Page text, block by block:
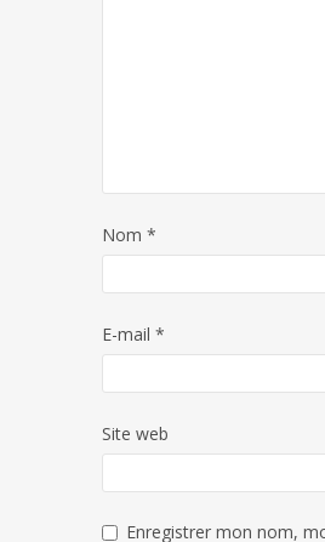
Nom *
E-mail *
Site web
Enregistrer mon nom,